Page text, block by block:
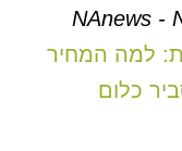
NAnews -
למה המחיר
כלום